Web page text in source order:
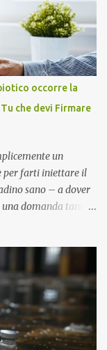
occorre la
che devi Firmare
un
per farti iniettare il
sano – a dover
domanda tanto
chiunque abbia
Per il vaccino
condizionata,
utilizzate prima su
si somministra